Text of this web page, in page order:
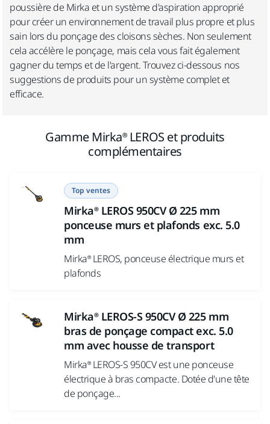
poussière de Mirka et un système d'aspiration approprié
pour créer un environnement de travail plus propre et plus
sain lors du ponçage des cloisons sèches. Non seulement
cela accélère le ponçage, mais cela vous fait également
gagner du temps et de l'argent. Trouvez ci-dessous nos
suggestions de produits pour un système complet et
efficace.
Gamme Mirka® LEROS et produits
complémentaires
Top ventes
Mirka® LEROS 950CV Ø 225 mm
ponceuse murs et plafonds exc. 5.0
mm
Mirka® LEROS, ponceuse électrique murs et
plafonds
Mirka® LEROS-S 950CV Ø 225 mm
bras de ponçage compact exc. 5.0
mm avec housse de transport
Mirka® LEROS-S 950CV est une ponceuse
électrique à bras compacte. Dotée d'une tête
de ponçage...